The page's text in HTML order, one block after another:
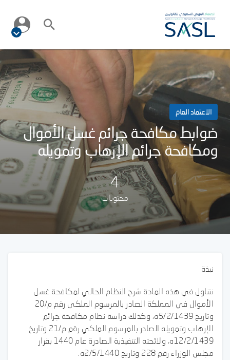
الاعتماد العام
ضوابط مكافحة جرائم غسل الأموال
ومكافحة جرائم الإرهاب وتمويله
4
محتويات
نبذة
نتناول في هذه المادة شرح النظام الحالي لمكافحة غسل
الأموال في المملكة الصادر بالمرسوم الملكي رقم م/20
وتاريخ 5/2/1439ه، وكذلك دراسة نظام مكافحة جرائم
الإرهاب وتمويله الصادر بالمرسوم الملكي رقم م/21 وتاريخ
12/2/1439ه، ولائحته التنفيذية الصادرة عام 1440 بقرار
مجلس الوزراء رقم 228 وتاريخ 2/5/1440ه.